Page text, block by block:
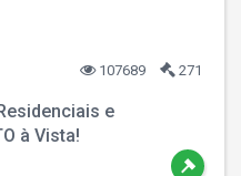
107689 271
e
à Vista!